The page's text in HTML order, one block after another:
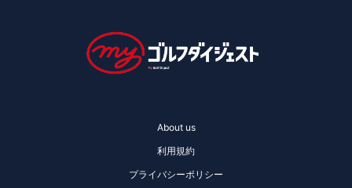
About us
利用規約
プライバシーポリシー